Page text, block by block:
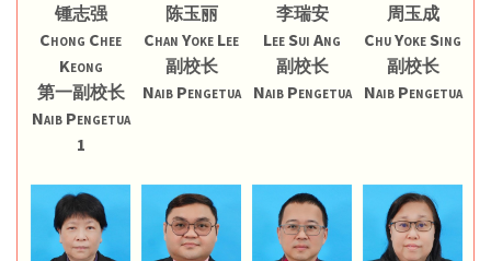
锺志强
Chong Chee
Keong
第一副校长
Naib Pengetua
1
陈玉丽
Chan Yoke Lee
副校长
Naib Pengetua
李瑞安
Lee Sui Ang
副校长
Naib Pengetua
周玉成
Chu Yoke Sing
副校长
Naib Pengetua